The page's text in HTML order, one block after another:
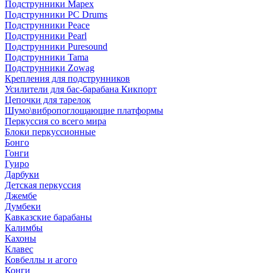
Подструнники Mapex
Подструнники PC Drums
Подструнники Peace
Подструнники Pearl
Подструнники Puresound
Подструнники Tama
Подструнники Zowag
Крепления для подструнников
Усилители для бас-барабана Кикпорт
Цепочки для тарелок
Шумо\вибропоглощающие платформы
Перкуссия со всего мира
Блоки перкуссионные
Бонго
Гонги
Гуиро
Дарбуки
Детская перкуссия
Джембе
Думбеки
Кавказские барабаны
Калимбы
Кахоны
Клавес
Ковбеллы и агого
Конги